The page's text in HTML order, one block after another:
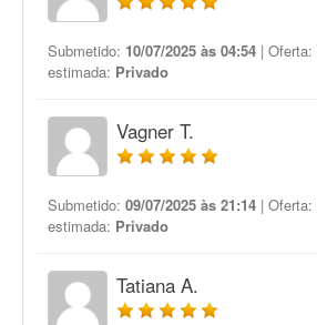
Submetido: 10/07/2025 às 04:54 | Oferta:
estimada: Privado
Vagner T.
Submetido: 09/07/2025 às 21:14 | Oferta:
estimada: Privado
Tatiana A.